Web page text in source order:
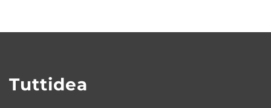
d’arredo, creando composizioni bagno
contemporanee ed eleganti.
Tuttidea